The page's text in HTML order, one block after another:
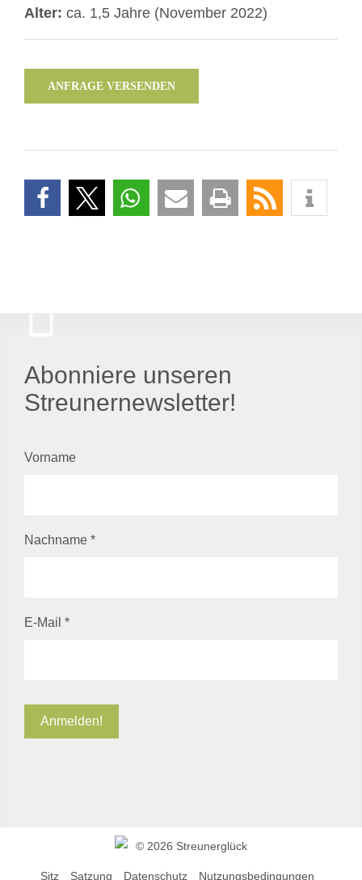
Alter: ca. 1,5 Jahre (November 2022)
ANFRAGE VERSENDEN
Abonniere unseren
Streunernewsletter!
Vorname
Nachname *
E-Mail *
© 2026 Streunerglück
Sitz Satzung Datenschutz Nutzungsbedingungen